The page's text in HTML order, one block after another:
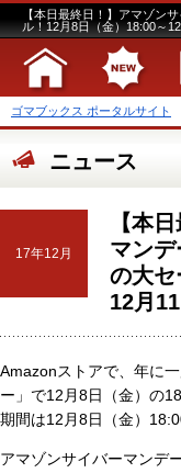
【本日最終日！】アマゾン
ル！12月8日（金）18:00
ゴマブックス ポータルサイト
ニュース
17年12月
【本
マン
の大セ
12月
Amazonストアで、年に
ー」で12月8日（金）の
期間は12月8日（金）
アマゾンサイバーマンデ